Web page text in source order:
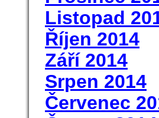
Listopad
Říjen 2014
Září 2014
Srpen 2014
Červenec